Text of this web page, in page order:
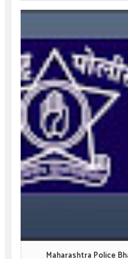
Maharashtra Police